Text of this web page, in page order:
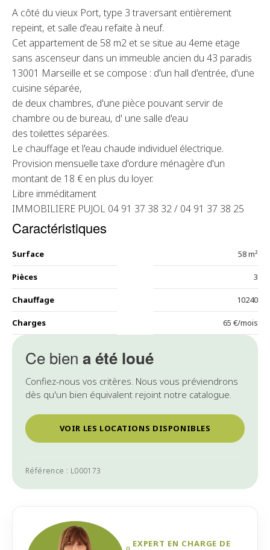
Ce bien a été loué
Confiez-nous vos critères. Nous vous préviendrons
dès qu'un bien équivalent rejoint notre catalogue.
VOIR LES LOCATIONS DISPONIBLES
Référence : L000173
A côté du vieux Port, type 3 traversant entièrement
repeint, et salle d'eau refaite à neuf.
Cet appartement de 58 m2 et se situe au 4eme etage
sans ascenseur dans un immeuble ancien du 43 paradis
13001 Marseille et se compose : d'un hall d'entrée, d'une
cuisine séparée,
de deux chambres, d'une pièce pouvant servir de
chambre ou de bureau, d' une salle d'eau
des toilettes séparées.
Le chauffage et l'eau chaude individuel électrique.
Provision mensuelle taxe d'ordure ménagère d'un
montant de 18 € en plus du loyer.
Libre imméditament
IMMOBILIERE PUJOL 04 91 37 38 32 / 04 91 37 38 25
Caractéristiques
Surface 58 m²
Pièces 3
Chauffage 10240
Charges 65 €/mois
EXPERT EN CHARGE DE